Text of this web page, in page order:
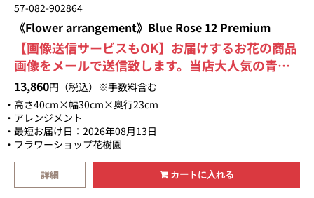
57-082-902864
《Flower arrangement》Blue Rose 12 Premium
【画像送信サービスもOK】お届けするお花の商品
画像をメールで送信致します。当店大人気の青い
バラとかすみ草の上品で神秘的なアレンジメン
ト。さまざまな意味を込めて…〈12本のバラの意
味とは、１ダース＝12本のバラのこと。欧米にお
いて1ダースの花束を大切な人に贈ることで幸せに
なれるとされている習慣です。「感謝・誠実・幸
福・信頼・希望・愛情・情熱・真実・尊敬・栄
光・努力・永遠」を象徴しています。〉【即日発
13,860円（税込）※手数料含む
高さ40cm×幅30cm×奥行23cm
アレンジメント
最短お届け日：2026年08月13日
フラワーショップ花樹園
詳細 カートに入れる